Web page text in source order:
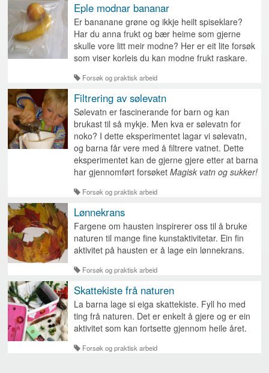
Eple modnar bananar
Er bananane grøne og ikkje heilt spiseklare?
Har du anna frukt og bær heime som gjerne
skulle vore litt meir modne? Her er eit lite forsøk
som viser korleis du kan modne frukt raskare.
Forsøk og praktisk arbeid
Filtrering av sølevatn
Sølevatn er fascinerande for barn og kan
brukast til så mykje. Men kva er sølevatn for
noko? I dette eksperimentet lagar vi sølevatn,
og barna får vere med å filtrere vatnet. Dette
eksperimentet kan de gjerne gjere etter at barna
har gjennomført forsøket Magisk vatn og sukker!
Forsøk og praktisk arbeid
Lønnekrans
Fargene om hausten inspirerer oss til å bruke
naturen til mange fine kunstaktivitetar. Ein fin
aktivitet på hausten er å lage ein lønnekrans.
Forsøk og praktisk arbeid
Skattekiste frå naturen
La barna lage si eiga skattekiste. Fyll ho med
ting frå naturen. Det er enkelt å gjere og er ein
aktivitet som kan fortsette gjennom heile året.
Forsøk og praktisk arbeid